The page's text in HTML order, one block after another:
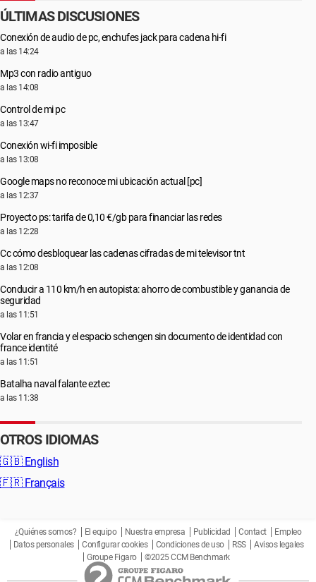
ÚLTIMAS DISCUSIONES
Conexión de audio de pc, enchufes jack para cadena hi-fi
a las 14:24
Mp3 con radio antiguo
a las 14:08
Control de mi pc
a las 13:47
Conexión wi-fi imposible
a las 13:08
Google maps no reconoce mi ubicación actual [pc]
a las 12:37
Proyecto ps: tarifa de 0,10 €/gb para financiar las redes
a las 12:28
Cc cómo desbloquear las cadenas cifradas de mi televisor tnt
a las 12:08
Conducir a 110 km/h en autopista: ahorro de combustible y ganancia de
seguridad
a las 11:51
Volar en francia y el espacio schengen sin documento de identidad con
france identité
a las 11:51
Batalha naval falante eztec
a las 11:38
OTROS IDIOMAS
🇬🇧 English
🇫🇷 Français
¿Quiénes somos? El equipo Nuestra empresa Publicidad Contact
Empleo
Datos personales
Configurar cookies Condiciones de uso RSS
Avisos legales
Groupe Figaro
©2025 CCM Benchmark